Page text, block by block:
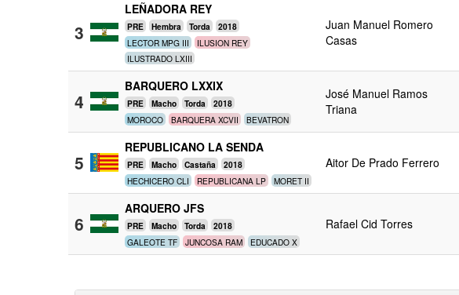
3
LEÑADORA REY
PRE Hembra Torda 2018
LECTOR MPG III
ILUSION REY
ILUSTRADO LXIII
Juan Manuel Romero
Casas
4
BARQUERO LXXIX
PRE Macho Torda 2018
MOROCO BARQUERA XCVII BEVATRON
José Manuel Ramos
Triana
5
REPUBLICANO LA SENDA
PRE Macho Castaña 2018
HECHICERO CLI REPUBLICANA LP MORET II
Aitor De Prado Ferrero
6
ARQUERO JFS
PRE Macho Torda 2018
GALEOTE TF JUNCOSA RAM EDUCADO X
Rafael Cid Torres